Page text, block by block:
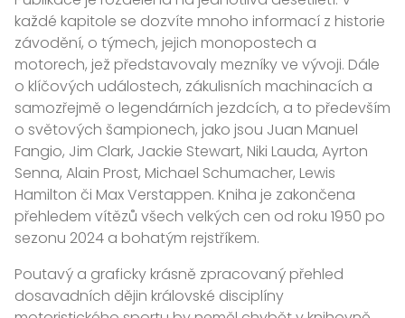
každé kapitole se dozvíte mnoho informací z historie
závodění, o týmech, jejich monopostech a
motorech, jež představovaly mezníky ve vývoji. Dále
o klíčových událostech, zákulisních machinacích a
samozřejmě o legendárních jezdcích, a to především
o světových šampionech, jako jsou Juan Manuel
Fangio, Jim Clark, Jackie Stewart, Niki Lauda, Ayrton
Senna, Alain Prost, Michael Schumacher, Lewis
Hamilton či Max Verstappen. Kniha je zakončena
přehledem vítězů všech velkých cen od roku 1950 po
sezonu 2024 a bohatým rejstříkem.
Poutavý a graficky krásně zpracovaný přehled
dosavadních dějin královské disciplíny